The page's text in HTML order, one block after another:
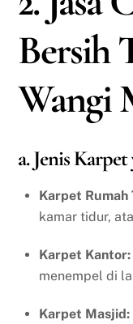
Bersih
Wangi
a. Jenis
Karpet Rumah
kamar tidur,
Karpet Kantor:
menempel di
Karpet Masjid: